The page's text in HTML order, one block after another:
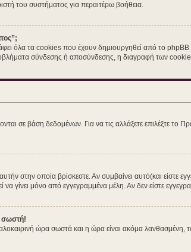
του συστήματος για περαιτέρω βοήθεια.
όλα τα cookies που έχουν δημιουργηθεί από το phpBB
σύνδεσης ή αποσύνδεσης, η διαγραφή των
σε βάση δεδομένων. Για να τις αλλάξετε επιλέξτε
στην οποία βρίσκεστε. Αν συμβαίνει αυτό(και είστε
γίνει μόνο από εγγεγραμμένα μέλη. Αν δεν είστε
σωστή!
ώρα σωστά και η ώρα είναι ακόμα